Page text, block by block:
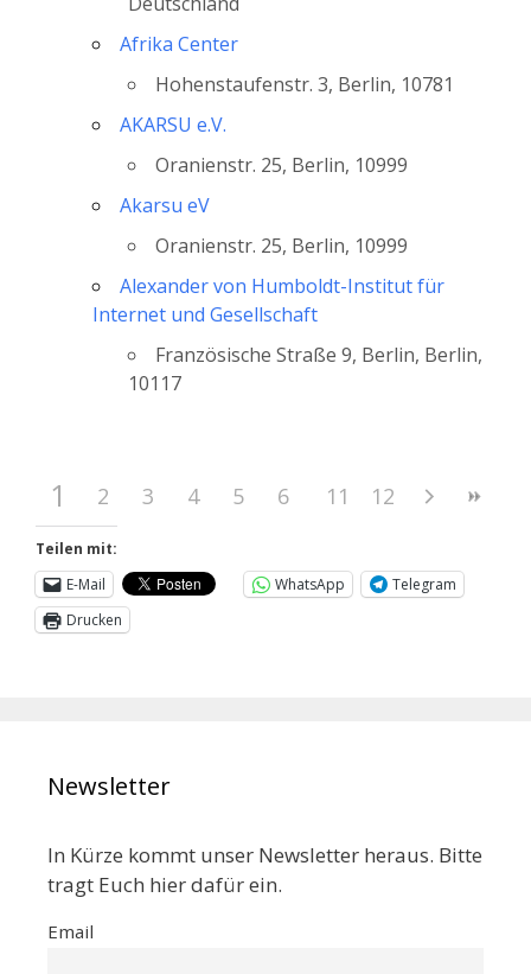
Afrika Center
Hohenstaufenstr. 3, Berlin, 10781
AKARSU e.V.
Oranienstr. 25, Berlin, 10999
Akarsu eV
Oranienstr. 25, Berlin, 10999
Alexander von Humboldt-Institut für
Internet und Gesellschaft
Französische Straße 9, Berlin, Berlin,
10117
1 2 3 4 5 6 7 8 10
11 12
Teilen mit:
E-Mail
WhatsApp
Telegram
Drucken
Newsletter
In Kürze kommt unser Newsletter heraus. Bitte
tragt Euch hier dafür ein.
Email